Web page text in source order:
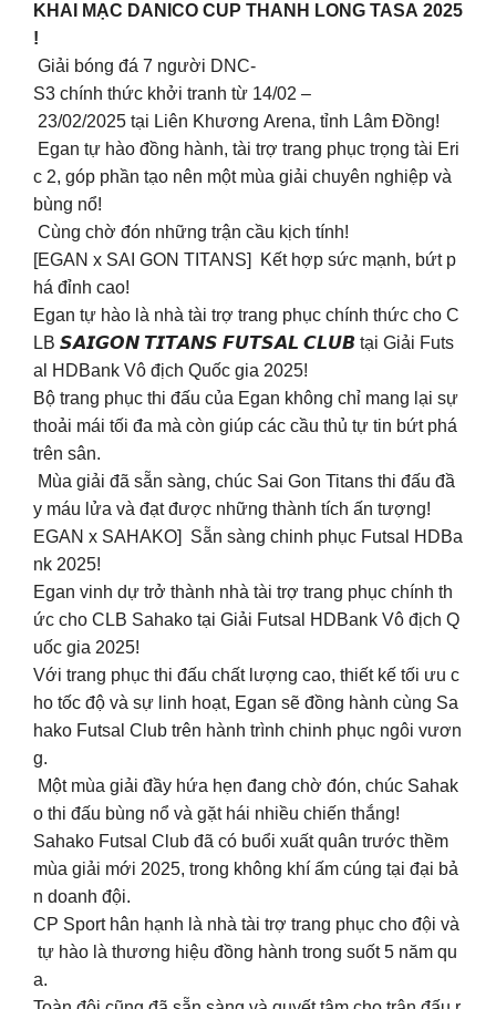
KHAI MẠC DANICO CUP THANH LONG TASA 2025
!
Giải bóng đá 7 người DNC-
S3 chính thức khởi tranh từ 14/02 –
23/02/2025 tại Liên Khương Arena, tỉnh Lâm Đồng!
Egan tự hào đồng hành, tài trợ trang phục trọng tài Eri
c 2, góp phần tạo nên một mùa giải chuyên nghiệp và
bùng nổ!
Cùng chờ đón những trận cầu kịch tính!
[EGAN x SAI GON TITANS] Kết hợp sức mạnh, bứt p
há đỉnh cao!
Egan tự hào là nhà tài trợ trang phục chính thức cho C
LB 𝙎𝘼𝙄𝙂𝙊𝙉 𝙏𝙄𝙏𝘼𝙉𝙎 𝙁𝙐𝙏𝙎𝘼𝙇 𝘾𝙇𝙐𝘽 tại Giải Futs
al HDBank Vô địch Quốc gia 2025!
Bộ trang phục thi đấu của Egan không chỉ mang lại sự
thoải mái tối đa mà còn giúp các cầu thủ tự tin bứt phá
trên sân.
Mùa giải đã sẵn sàng, chúc Sai Gon Titans thi đấu đầ
y máu lửa và đạt được những thành tích ấn tượng!
EGAN x SAHAKO] Sẵn sàng chinh phục Futsal HDBa
nk 2025!
Egan vinh dự trở thành nhà tài trợ trang phục chính th
ức cho CLB Sahako tại Giải Futsal HDBank Vô địch Q
uốc gia 2025!
Với trang phục thi đấu chất lượng cao, thiết kế tối ưu c
ho tốc độ và sự linh hoạt, Egan sẽ đồng hành cùng Sa
hako Futsal Club trên hành trình chinh phục ngôi vươn
g.
Một mùa giải đầy hứa hẹn đang chờ đón, chúc Sahak
o thi đấu bùng nổ và gặt hái nhiều chiến thắng!
Sahako Futsal Club đã có buổi xuất quân trước thềm
mùa giải mới 2025, trong không khí ấm cúng tại đại bả
n doanh đội.
CP Sport hân hạnh là nhà tài trợ trang phục cho đội và
tự hào là thương hiệu đồng hành trong suốt 5 năm qu
a.